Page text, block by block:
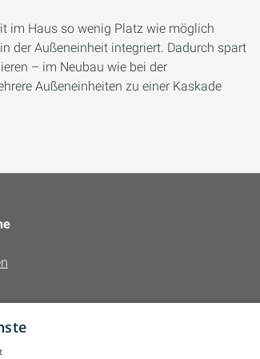
im Haus so wenig Platz wie möglich
der Außeneinheit integriert. Dadurch spart
– im Neubau wie bei der
Außeneinheiten zu einer Kaskade